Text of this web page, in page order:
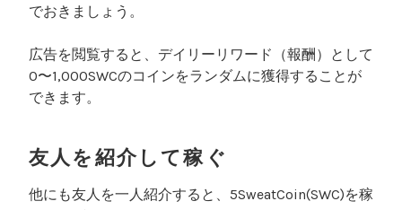
でおきましょう。
広告を閲覧すると、デイリーリワード（報酬）として
0〜1,000SWCのコインをランダムに獲得することが
できます。
友人を紹介して稼ぐ
他にも友人を一人紹介すると、5SweatCoin(SWC)を稼